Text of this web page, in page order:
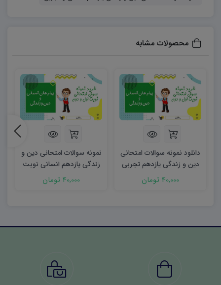
محصولات مشابه
دانلود نمونه سوالات امتحانی
دین و زندگی یازدهم تجربی
و ریاضی شهریور ۱۴۰۳ word
40,000 تومان
نمونه سوالات امتحانی دین و
زندگی یازدهم انسانی نوبت
40,000 تومان